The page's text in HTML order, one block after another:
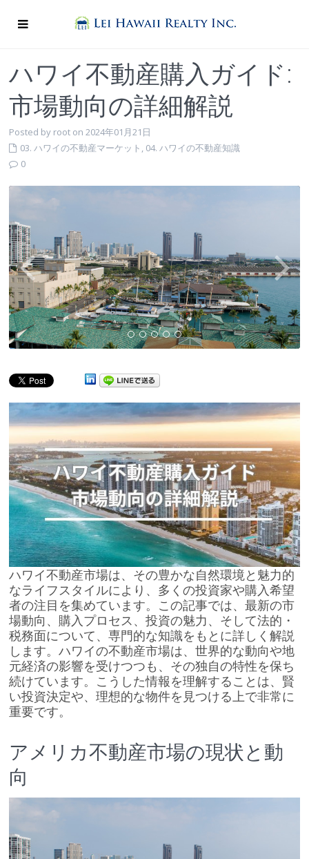
ハワイ不動産購入ガイド:
市場動向の詳細解説
Posted by root on 2024年01月21日
03. ハワイの不動産マーケット , 04. ハワイの不動産知識
0
ハワイ不動産市場は、その豊かな自然環境と魅力的
なライフスタイルにより、多くの投資家や購入希望
者の注目を集めています。この記事では、最新の市
場動向、購入プロセス、投資の魅力、そして法的・
税務面について、専門的な知識をもとに詳しく解説
します。ハワイの不動産市場は、世界的な動向や地
元経済の影響を受けつつも、その独自の特性を保ち
続けています。こうした情報を理解することは、賢
い投資決定や、理想的な物件を見つける上で非常に
重要です。
アメリカ不動産市場の現状と動
向